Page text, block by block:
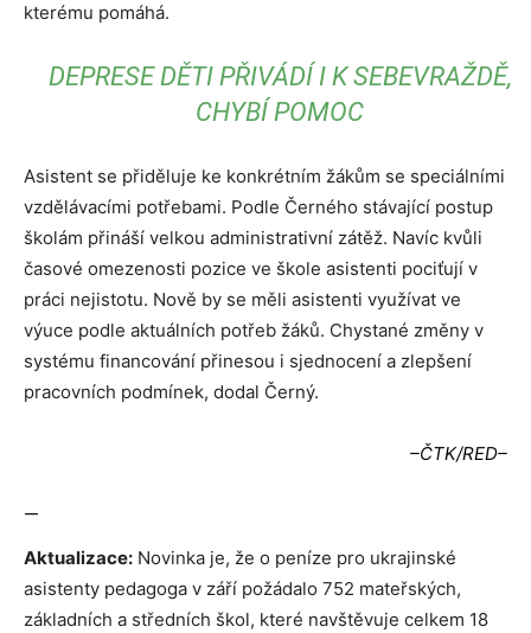
kterému pomáhá.
DEPRESE DĚTI PŘIVÁDÍ I K SEBEVRAŽDĚ,
CHYBÍ POMOC
Asistent se přiděluje ke konkrétním žákům se speciálními
vzdělávacími potřebami. Podle Černého stávající postup
školám přináší velkou administrativní zátěž. Navíc kvůli
časové omezenosti pozice ve škole asistenti pociťují v
práci nejistotu. Nově by se měli asistenti využívat ve
výuce podle aktuálních potřeb žáků. Chystané změny v
systému financování přinesou i sjednocení a zlepšení
pracovních podmínek, dodal Černý.
–ČTK/RED–
—
Aktualizace: Novinka je, že o peníze pro ukrajinské
asistenty pedagoga v září požádalo 752 mateřských,
základních a středních škol, které navštěvuje celkem 18